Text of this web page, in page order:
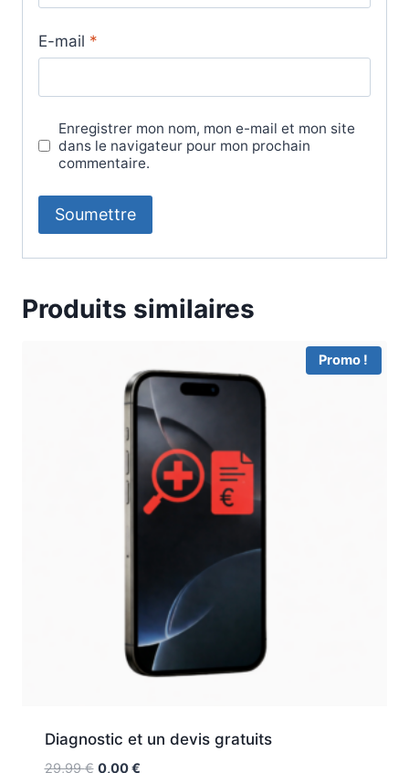
E-mail *
Enregistrer mon nom, mon e-mail et mon site
dans le navigateur pour mon prochain
commentaire.
Produits similaires
Promo !
Diagnostic et un devis gratuits
29,99€ 0,00€